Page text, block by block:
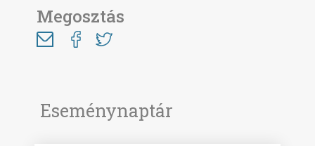
Eseménynaptár
Megosztás